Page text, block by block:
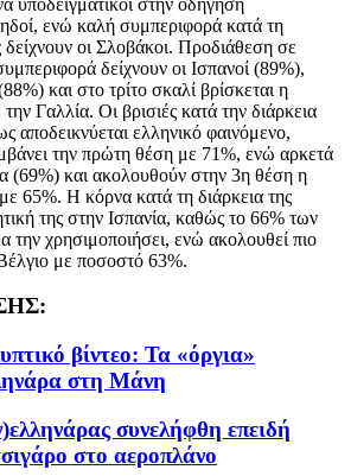
ενώ καλή συμπεριφορά κατά τη
δείχνουν οι Σλοβάκοι. Προδιάθεση σε
δείχνουν οι Ισπανοί (89%),
και στο τρίτο σκαλί βρίσκεται η
Γαλλία. Οι βρισιές κατά την διάρκεια
αποδεικνύεται ελληνικό φαινόμενο,
την πρώτη θέση με 71%, ενώ αρκετά
(69%) και ακολουθούν στην 3η θέση η
65%. Η κόρνα κατά τη διάρκεια της
της στην Ισπανία, καθώς το 66% των
την χρησιμοποιήσει, ενώ ακολουθεί πιο
με ποσοστό 63%.
βίντεο: Τα «όργια»
στη Μάνη
συνελήφθη επειδή
στο αεροπλάνο